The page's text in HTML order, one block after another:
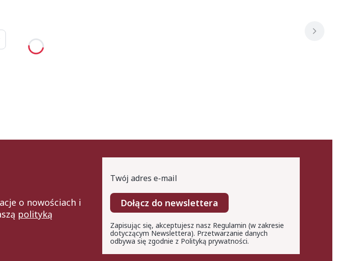
o nowościach i
polityką
Twój adres e-mail
Dołącz do newslettera
Zapisując się, akceptujesz nasz Regulamin (w zakresie
dotyczącym Newslettera). Przetwarzanie danych
odbywa się zgodnie z Polityką prywatności.